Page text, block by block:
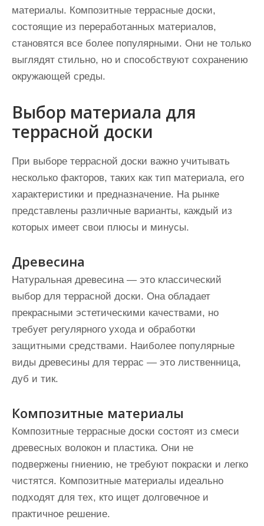
материалы. Композитные террасные доски,
состоящие из переработанных материалов,
становятся все более популярными. Они не только
выглядят стильно, но и способствуют сохранению
окружающей среды.
Выбор материала для
террасной доски
При выборе террасной доски важно учитывать
несколько факторов, таких как тип материала, его
характеристики и предназначение. На рынке
представлены различные варианты, каждый из
которых имеет свои плюсы и минусы.
Древесина
Натуральная древесина — это классический
выбор для террасной доски. Она обладает
прекрасными эстетическими качествами, но
требует регулярного ухода и обработки
защитными средствами. Наиболее популярные
виды древесины для террас — это лиственница,
дуб и тик.
Композитные материалы
Композитные террасные доски состоят из смеси
древесных волокон и пластика. Они не
подвержены гниению, не требуют покраски и легко
чистятся. Композитные материалы идеально
подходят для тех, кто ищет долговечное и
практичное решение.